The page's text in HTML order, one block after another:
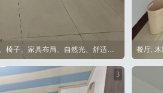
客厅、大窗户、电视、沙发、椅子、家具布局、自然光、舒适氛围 餐厅,
3